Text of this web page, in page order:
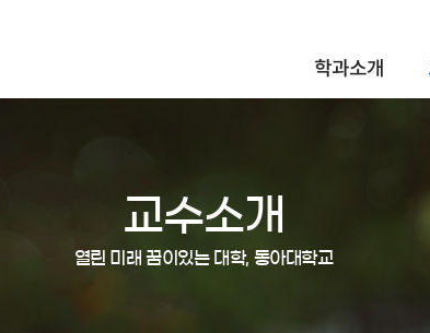
학과소개
교수소개
열린 미래 꿈이있는 대학, 동아대학교